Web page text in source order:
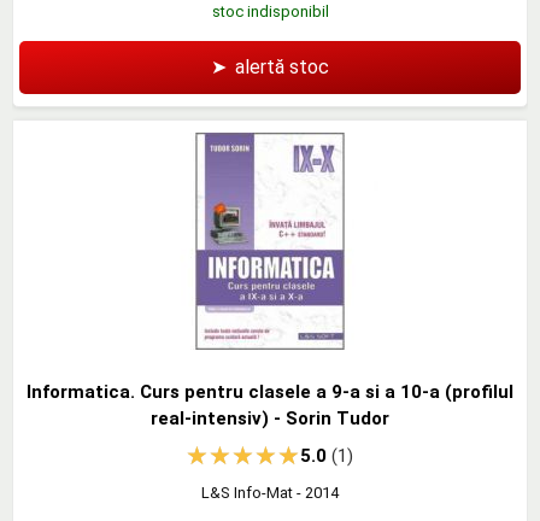
stoc indisponibil
➤ alertă stoc
Informatica. Curs pentru clasele a 9-a si a 10-a (profilul
real-intensiv) - Sorin Tudor
5.0(1)
L&S Info-Mat - 2014